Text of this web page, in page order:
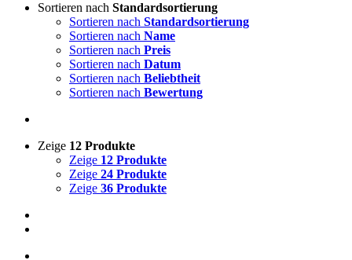
Sortieren nach Standardsortierung
Sortieren nach Standardsortierung
Sortieren nach Name
Sortieren nach Preis
Sortieren nach Datum
Sortieren nach Beliebtheit
Sortieren nach Bewertung
Zeige 12 Produkte
Zeige 12 Produkte
Zeige 24 Produkte
Zeige 36 Produkte